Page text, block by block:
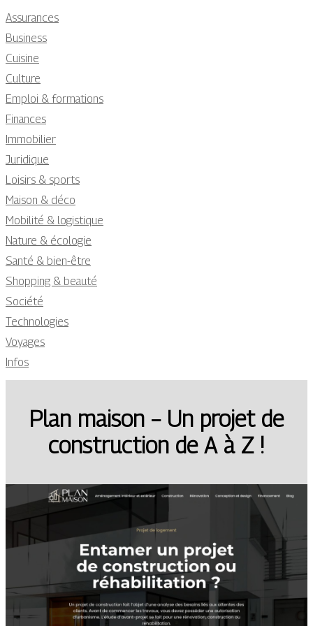
Assurances
Business
Cuisine
Culture
Emploi & formations
Finances
Immobilier
Juridique
Loisirs & sports
Maison & déco
Mobilité & logistique
Nature & écologie
Santé & bien-être
Shopping & beauté
Société
Technologies
Voyages
Infos
Plan maison – Un projet de
construction de A à Z !